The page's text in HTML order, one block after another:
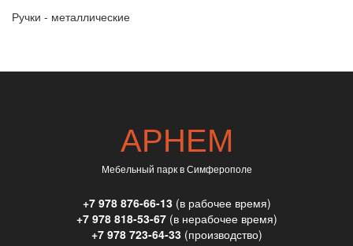
Ручки - металлические
АРНЕМ
Мебельный парк в Симферополе
+7 978 876-66-13(в рабочее время)
+7 978 818-53-67(в нерабочее время)
+7 978 723-64-33(производство)